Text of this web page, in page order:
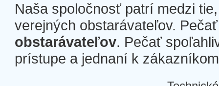
Naša spoločnosť patrí medzi
verejných obstarávateľov.
obstarávateľov. Pečať
prístupe a jednaní k